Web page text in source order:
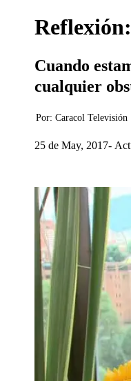
Cuando
cualquier
Por: Caracol Televisión
25 de May, 2017